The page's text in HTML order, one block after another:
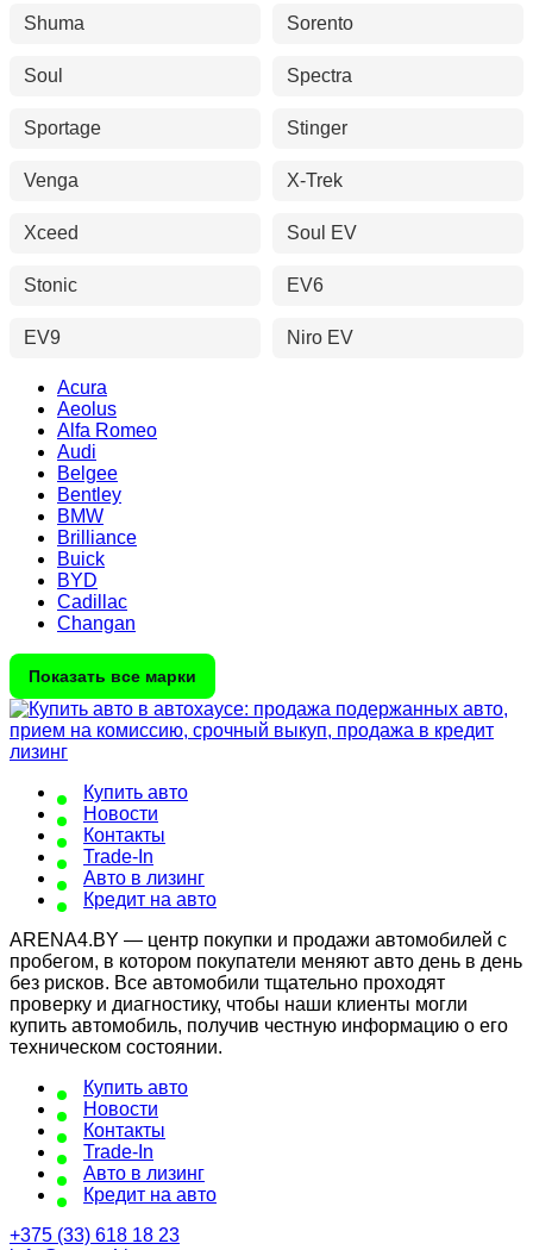
Shuma Sorento
Soul Spectra
Sportage Stinger
Venga X-Trek
Xceed Soul EV
Stonic EV6
EV9 Niro EV
Acura
Aeolus
Alfa Romeo
Audi
Belgee
Bentley
BMW
Brilliance
Buick
BYD
Cadillac
Changan
Показать все марки
Купить авто
Новости
Контакты
Trade-In
Авто в лизинг
Кредит на авто
ARENA4.BY — центр покупки и продажи автомобилей с
пробегом, в котором покупатели меняют авто день в день
без рисков. Все автомобили тщательно проходят
проверку и диагностику, чтобы наши клиенты могли
купить автомобиль, получив честную информацию о его
техническом состоянии.
Купить авто
Новости
Контакты
Trade-In
Авто в лизинг
Кредит на авто
+375 (33) 618 18 23